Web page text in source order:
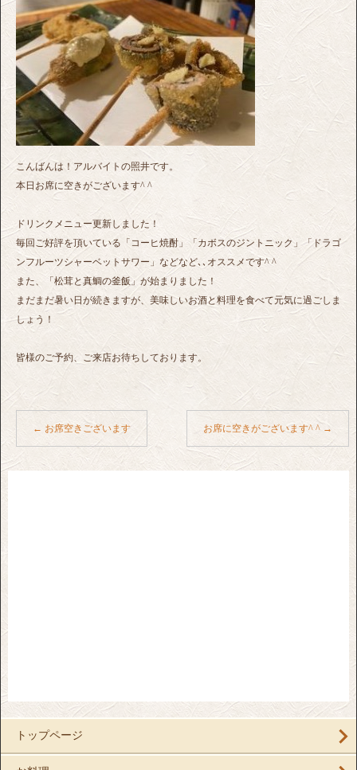
こんばんは！アルバイトの照井です。
本日お席に空きがございます^ ^
ドリンクメニュー更新しました！
毎回ご好評を頂いている「コーヒ焼酎」「カボスのジントニック」「ドラゴ
ンフルーツシャーベットサワー」などなど､､オススメです^ ^
また、「松茸と真鯛の釜飯」が始まりました！
まだまだ暑い日が続きますが、美味しいお酒と料理を食べて元気に過ごしま
しょう！
皆様のご予約、ご来店お待ちしております。
← お席空きございます お席に空きがございます^ ^ →
トップページ